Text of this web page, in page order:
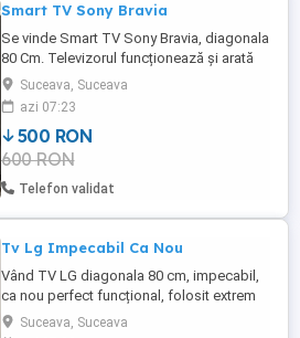
Smart TV Sony Bravia
Se vinde Smart TV Sony Bravia, diagonala
80 Cm. Televizorul funcționează și arată
perfect în totalitate fără pete pe ecran,
pixeli morți sau orice altceva. Prețul este
fix!
Suceava, Suceava
azi 07:23
500 RON
600 RON
Telefon validat
Tv Lg Impecabil Ca Nou
Vând TV LG diagonala 80 cm, impecabil,
ca nou perfect funcțional, folosit extrem
de puțin. Se vinde împreună cu suportul
Suceava, Suceava